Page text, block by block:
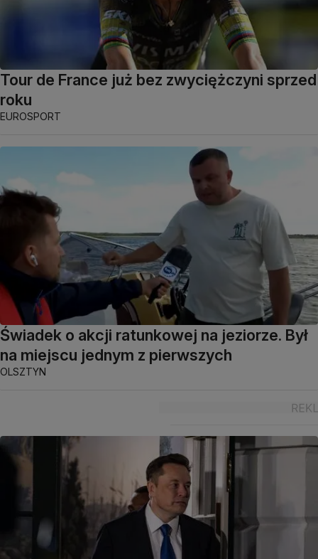
Tour de France już bez zwyciężczyni sprzed
roku
EUROSPORT
Świadek o akcji ratunkowej na jeziorze. Był
na miejscu jednym z pierwszych
OLSZTYN